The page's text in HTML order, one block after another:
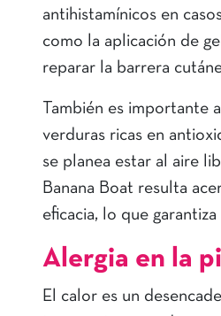
antihistamínicos en
como la aplicación de
reparar la barrera
También es
verduras ricas en
se planea estar al aire
Banana Boat resulta
eficacia, lo que
Alergia en la
El calor es un